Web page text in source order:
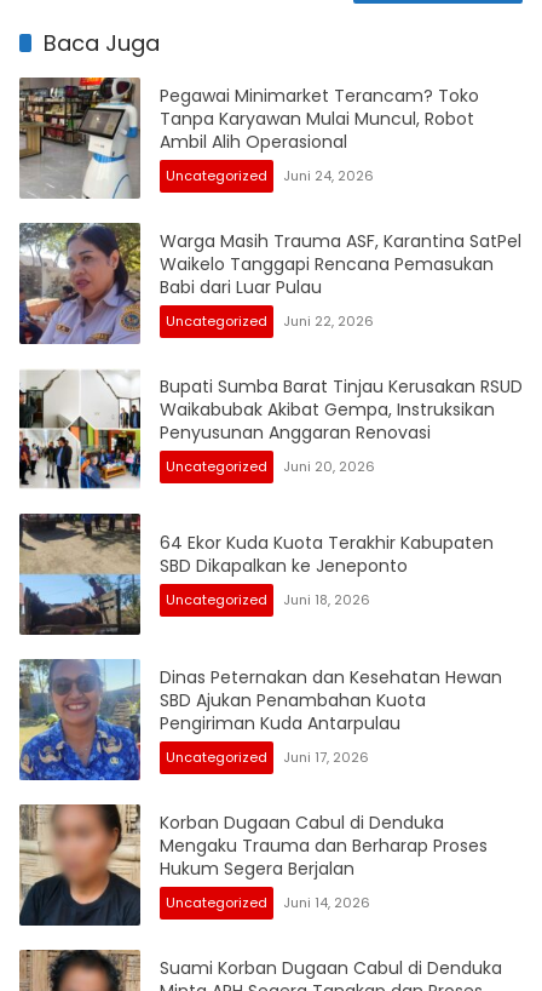
Baca Juga
Pegawai Minimarket Terancam? Toko
Tanpa Karyawan Mulai Muncul, Robot
Ambil Alih Operasional
Uncategorized Juni 24, 2026
Warga Masih Trauma ASF, Karantina SatPel
Waikelo Tanggapi Rencana Pemasukan
Babi dari Luar Pulau
Uncategorized Juni 22, 2026
Bupati Sumba Barat Tinjau Kerusakan RSUD
Waikabubak Akibat Gempa, Instruksikan
Penyusunan Anggaran Renovasi
Uncategorized Juni 20, 2026
64 Ekor Kuda Kuota Terakhir Kabupaten
SBD Dikapalkan ke Jeneponto
Uncategorized Juni 18, 2026
Dinas Peternakan dan Kesehatan Hewan
SBD Ajukan Penambahan Kuota
Pengiriman Kuda Antarpulau
Uncategorized Juni 17, 2026
Korban Dugaan Cabul di Denduka
Mengaku Trauma dan Berharap Proses
Hukum Segera Berjalan
Uncategorized Juni 14, 2026
Suami Korban Dugaan Cabul di Denduka